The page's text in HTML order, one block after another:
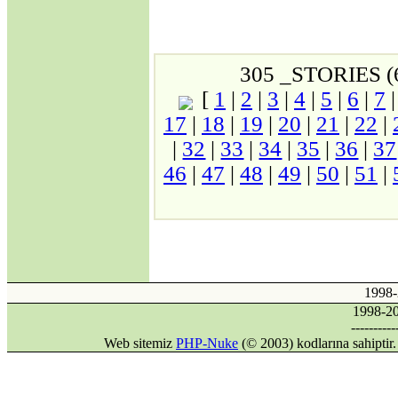
305 _STORIES
[ 1 | 2 | 3 | 4 | 5 | 6 | 7
17 | 18 | 19 | 20 | 21 | 22 |
| 32 | 33 | 34 | 35 | 36 | 37
46 | 47 | 48 | 49 | 50 | 51 |
1998-
Web sitemiz PHP-Nuke (© 2003) kodlarına